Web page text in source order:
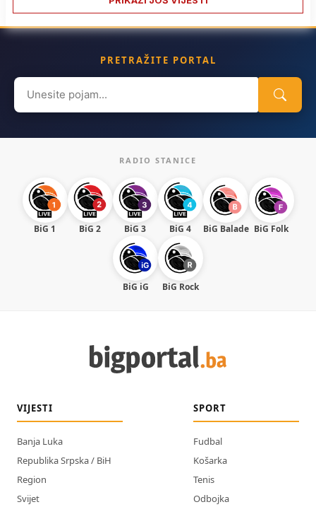
PRETRAŽITE PORTAL
Search
for:
RADIO STANICE
BiG 1 BiG 2 BiG 3 BiG 4 BiG Balade BiG Folk
BiG iG BiG Rock
VIJESTI
Banja Luka
Republika Srpska / BiH
Region
Svijet
SPORT
Fudbal
Košarka
Tenis
Odbojka